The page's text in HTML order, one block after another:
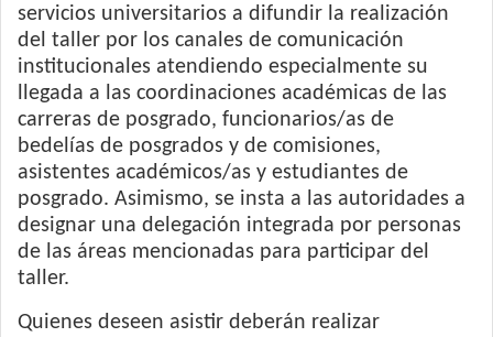
servicios universitarios a difundir la realización
del taller por los canales de comunicación
institucionales atendiendo especialmente su
llegada a las coordinaciones académicas de las
carreras de posgrado, funcionarios/as de
bedelías de posgrados y de comisiones,
asistentes académicos/as y estudiantes de
posgrado. Asimismo, se insta a las autoridades a
designar una delegación integrada por personas
de las áreas mencionadas para participar del
taller.
Quienes deseen asistir deberán realizar